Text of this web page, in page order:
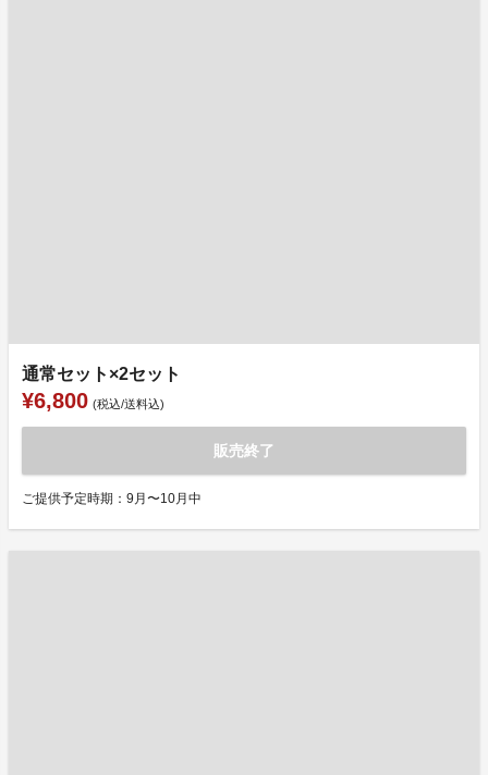
通常セット×2セット
¥6,800 (税込/送料込)
販売終了
ご提供予定時期：9月〜10月中